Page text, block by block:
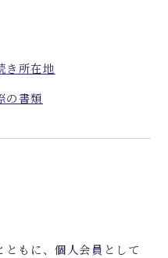
き所在地
の書類
もに、個人会員として